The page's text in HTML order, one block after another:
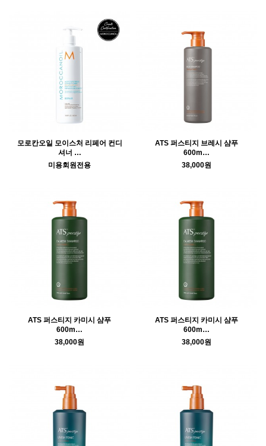
모로칸오일 모이스처 리페어 컨디
셔너 …
미용회원전용
ATS 퍼스티지 브레시 샴푸
600m…
38,000원
ATS 퍼스티지 카미시 샴푸
600m…
38,000원
ATS 퍼스티지 카미시 샴푸
600m…
38,000원